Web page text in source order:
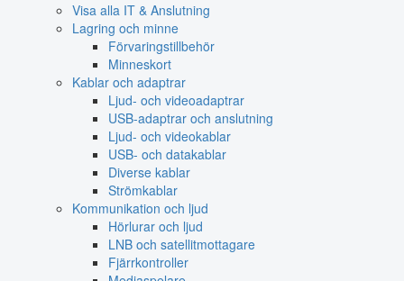
Visa alla IT & Anslutning
Lagring och minne
Förvaringstillbehör
Minneskort
Kablar och adaptrar
Ljud- och videoadaptrar
USB-adaptrar och anslutning
Ljud- och videokablar
USB- och datakablar
Diverse kablar
Strömkablar
Kommunikation och ljud
Hörlurar och ljud
LNB och satellitmottagare
Fjärrkontroller